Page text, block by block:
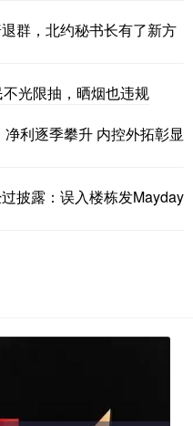
群，北约秘书长有了新方
光限抽，晒烟也违规
利逐季攀升 内控外拓彰显
披露：误入楼栋发Mayday